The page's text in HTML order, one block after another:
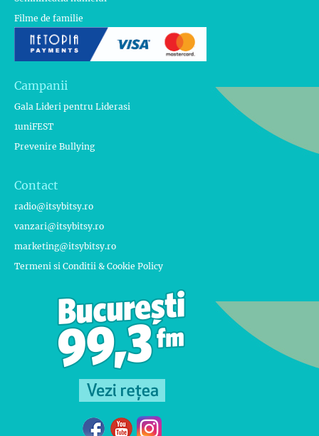
Filme de familie
Campanii
Gala Lideri pentru Liderasi
1uniFEST
Prevenire Bullying
Contact
radio@itsybitsy.ro
vanzari@itsybitsy.ro
marketing@itsybitsy.ro
Termeni si Conditii & Cookie Policy